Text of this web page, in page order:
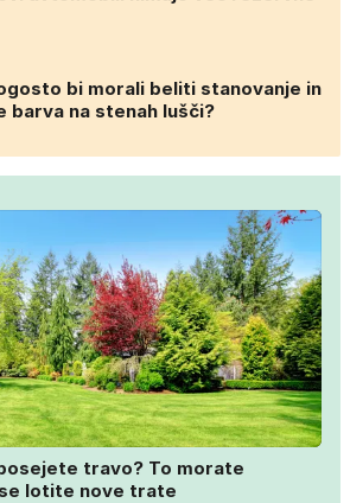
bi morali beliti stanovanje in
barva na stenah lušči?
travo? To morate
lotite nove trate